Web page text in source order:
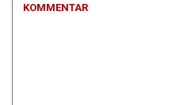
KOMMENTAR